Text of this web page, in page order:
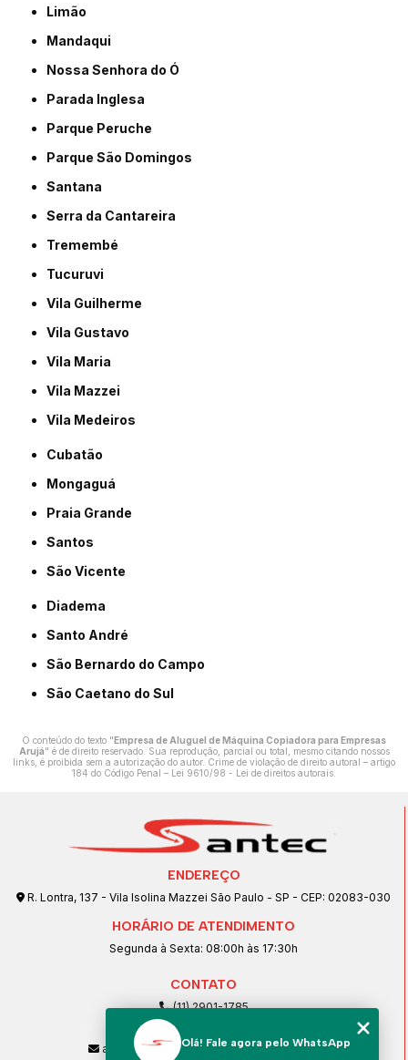
Limão
Mandaqui
Nossa Senhora do Ó
Parada Inglesa
Parque Peruche
Parque São Domingos
Santana
Serra da Cantareira
Tremembé
Tucuruvi
Vila Guilherme
Vila Gustavo
Vila Maria
Vila Mazzei
Vila Medeiros
Cubatão
Mongaguá
Praia Grande
Santos
São Vicente
Diadema
Santo André
São Bernardo do Campo
São Caetano do Sul
O conteúdo do texto "Empresa de Aluguel de Máquina Copiadora para Empresas
Arujá" é de direito reservado. Sua reprodução, parcial ou total, mesmo citando nossos
links, é proibida sem a autorização do autor. Crime de violação de direito autoral – artigo
184 do Código Penal – Lei 9610/98 - Lei de direitos autorais
ENDEREÇO
R. Lontra, 137 - Vila Isolina Mazzei São Paulo - SP - CEP: 02083-030
HORÁRIO DE ATENDIMENTO
Segunda à Sexta: 08:00h às 17:30h
CONTATO
(11) 2901-1785
(11) 99239-1832
atendimento@santeccopiadoras.com.br
Olá! Fale agora pelo WhatsApp